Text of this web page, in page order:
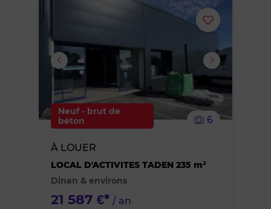
Ajouter
ou
supprimer
le
Neuf - brut de
béton
6
À LOUER
LOCAL D'ACTIVITES TADEN 235 m²
Dinan & environs
21 587 €* / an